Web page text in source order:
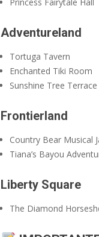
Adventureland
Tortuga Tavern
Enchanted Tiki Room
Sunshine Tree Terrace
Frontierland
Country Bear Musical
Tiana’s Bayou
Liberty Square
The Diamond